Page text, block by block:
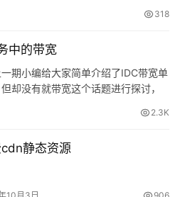
318
中的带宽
期小编给大家简单介绍了IDC带宽单
却没有就带宽这个话题进行探讨，
2.3K
静态资源